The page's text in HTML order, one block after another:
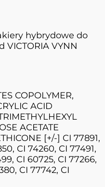
hybrydowe do
VYNN
COPOLYMER,
ACID
ACETATE
[+/-] CI 77891,
CI 74260, CI 77491,
CI 60725, CI 77266,
CI 77742, CI